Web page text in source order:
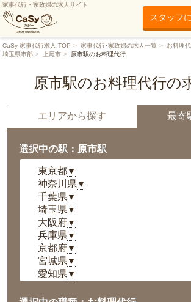
家事代行・家政婦の求人サイト
スタッフ
CaSy 家事代行求人 TOP 家事代行･家政婦の求人一覧 お料理
埼玉県市部
上尾市 原市駅のお料理代行
原市駅のお料理代行の
エリアから探す 最寄
選択中の駅：原市駅
東京都▼
神奈川県 ▼
千葉県 ▼
埼玉県 ▼
大阪府▼
兵庫県 ▼
京都府▼
宮城県 ▼
愛知県 ▼
岡山県▼